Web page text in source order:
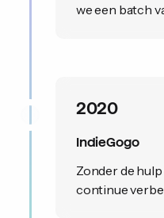
we een batch
2020
IndieGogo
Zonder de
continue